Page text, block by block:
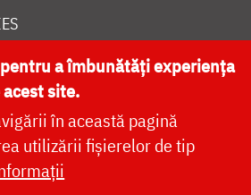
CATEDRALA NAȚIONALĂ
a îmbunătăți experiența
site.
în această pagină
utilizării fișierelor de tip